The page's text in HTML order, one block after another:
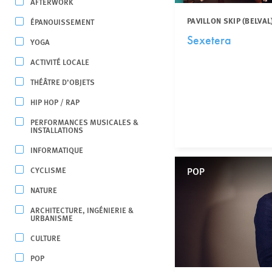
ÉPANOUISSEMENT
YOGA
ACTIVITÉ LOCALE
THÉÂTRE D’OBJETS
HIP HOP / RAP
PERFORMANCES MUSICALES &
INSTALLATIONS
INFORMATIQUE
CYCLISME
NATURE
ARCHITECTURE, INGÉNIERIE &
URBANISME
CULTURE
POP
PAVILLON SKIP
Sexetera
POP